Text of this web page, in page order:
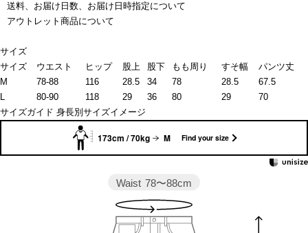
送料、お届け日数、お届け日時指定について
アウトレット商品について
サイズ
サイズ
ウエスト ヒップ 股上 股下 もも周り すそ幅
パンツ丈
M
78-88 116 28.5 34 78 28.5
67.5
L
80-90 118 29 36 80 29
70
サイズガイド 身長別サイズイメージ
173cm / 70kg M Find your size
Waist 78〜88cm